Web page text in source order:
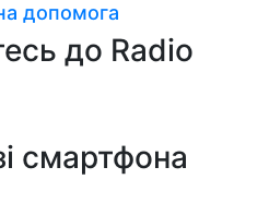
допомога
до Radio
смартфона